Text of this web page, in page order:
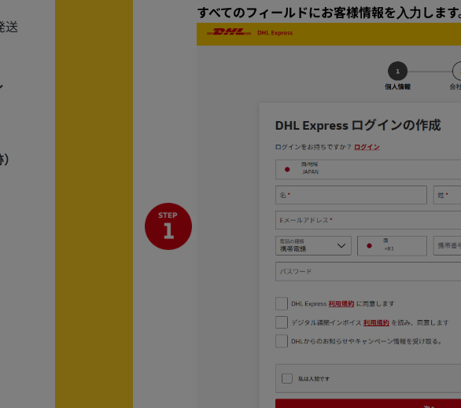
送
すべてのフィールドにお客様情報を⼊⼒します